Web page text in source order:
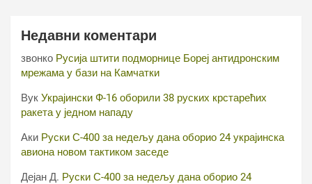
Недавни коментари
звонко Русија штити подморнице Бореј антидронским
мрежама у бази на Камчатки
Вук Украјински Ф-16 оборили 38 руских крстарећих
ракета у једном нападу
Аки Руски С-400 за недељу дана оборио 24 украјинска
авиона новом тактиком заседе
Дејан Д. Руски С-400 за недељу дана оборио 24